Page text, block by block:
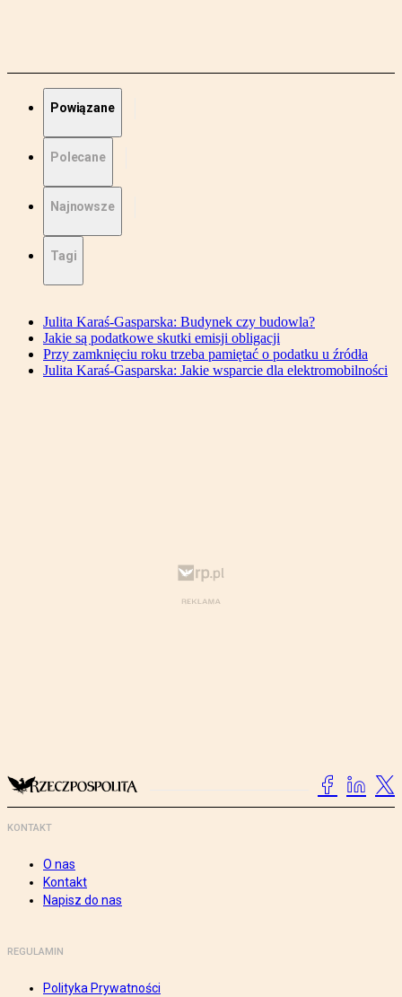
Powiązane
Polecane
Najnowsze
Tagi
Julita Karaś-Gasparska: Budynek czy budowla?
Jakie są podatkowe skutki emisji obligacji
Przy zamknięciu roku trzeba pamiętać o podatku u źródła
Julita Karaś-Gasparska: Jakie wsparcie dla elektromobilności
KONTAKT
O nas
Kontakt
Napisz do nas
REGULAMIN
Polityka Prywatności